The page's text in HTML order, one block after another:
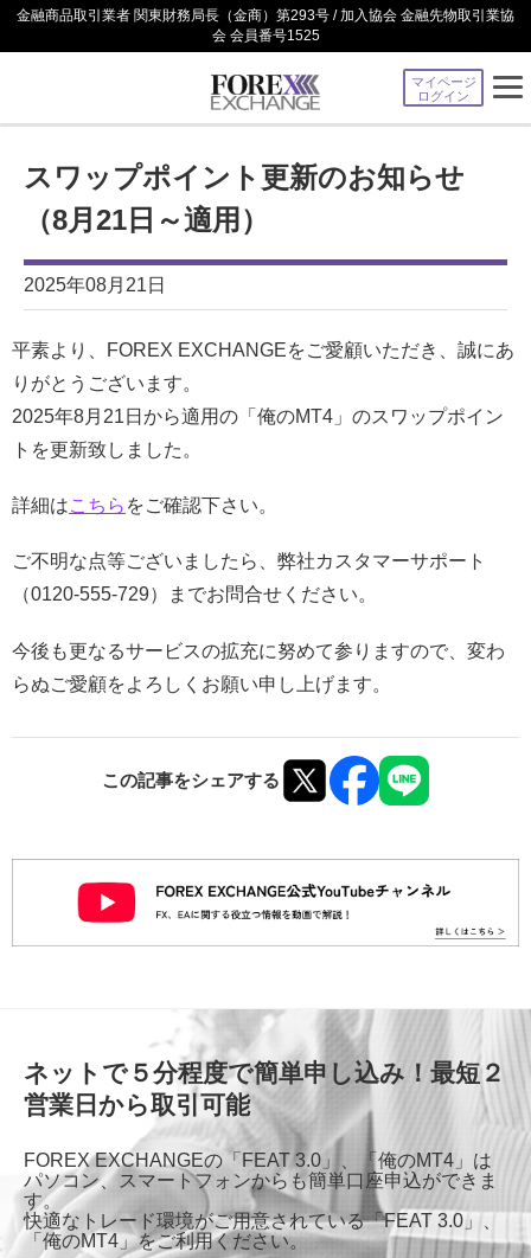
金融商品取引業者 関東財務局長（金商）第293号 / 加入協会 金融先物取引業協
会 会員番号1525
マイページ
ログイン
スワップポイント更新のお知らせ
（8月21日～適用）
2025年08月21日
平素より、FOREX EXCHANGEをご愛顧いただき、誠にあ
りがとうございます。
2025年8月21日から適用の「俺のMT4」のスワップポイン
トを更新致しました。
詳細はこちら をご確認下さい。
ご不明な点等ございましたら、弊社カスタマーサポート
（0120-555-729）までお問合せください。
今後も更なるサービスの拡充に努めて参りますので、変わ
らぬご愛顧をよろしくお願い申し上げます。
この記事をシェアする
ネットで５分程度で簡単申し込み！最短２
営業日から取引可能
FOREX EXCHANGEの「FEAT 3.0」、「俺のMT4」は
パソコン、スマートフォンからも簡単口座申込ができま
す。
快適なトレード環境がご用意されている「FEAT 3.0」、
「俺のMT4」をご利用ください。